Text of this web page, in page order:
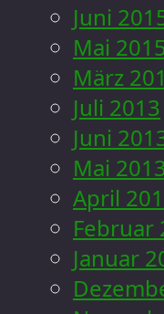
Juni
Mai
März
Juli 2013
Juni
Mai
April
Februar
Januar